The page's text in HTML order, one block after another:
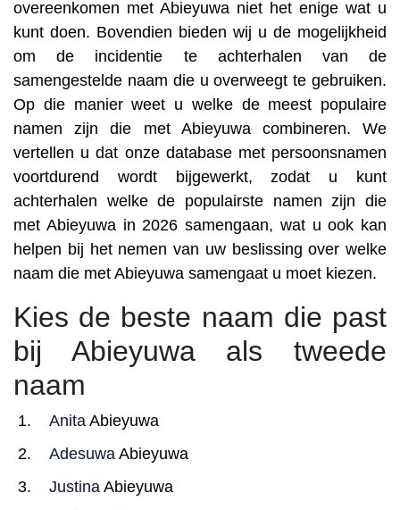
overeenkomen met Abieyuwa niet het enige wat u
kunt doen. Bovendien bieden wij u de mogelijkheid
om de incidentie te achterhalen van de
samengestelde naam die u overweegt te gebruiken.
Op die manier weet u welke de meest populaire
namen zijn die met Abieyuwa combineren. We
vertellen u dat onze database met persoonsnamen
voortdurend wordt bijgewerkt, zodat u kunt
achterhalen welke de populairste namen zijn die
met Abieyuwa in 2026 samengaan, wat u ook kan
helpen bij het nemen van uw beslissing over welke
naam die met Abieyuwa samengaat u moet kiezen.
Kies de beste naam die past
bij Abieyuwa als tweede
naam
Anita Abieyuwa
Adesuwa Abieyuwa
Justina Abieyuwa